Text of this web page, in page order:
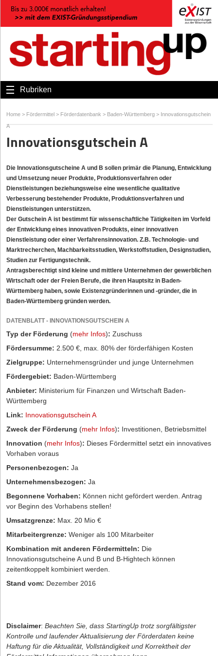
Rubriken
Home > Fördermittel > Förderdatenbank > Baden-Württemberg > Innovationsgutschein
A
Innovationsgutschein A
Die Innovationsgutscheine A und B sollen primär die Planung, Entwicklung
und Umsetzung neuer Produkte, Produktionsverfahren oder
Dienstleistungen beziehungsweise eine wesentliche qualitative
Verbesserung bestehender Produkte, Produktionsverfahren und
Dienstleistungen unterstützen.
Der Gutschein A ist bestimmt für wissenschaftliche Tätigkeiten im Vorfeld
der Entwicklung eines innovativen Produkts, einer innovativen
Dienstleistung oder einer Verfahrensinnovation. Z.B. Technologie- und
Marktrecherchen, Machbarkeitsstudien, Werkstoffstudien, Designstudien,
Studien zur Fertigungstechnik.
Antragsberechtigt sind kleine und mittlere Unternehmen der gewerblichen
Wirtschaft oder der Freien Berufe, die ihren Hauptsitz in Baden-
Württemberg haben, sowie Existenzgründerinnen und -gründer, die in
Baden-Württemberg gründen werden.
DATENBLATT - INNOVATIONSGUTSCHEIN A
Typ der Förderung (mehr Infos): Zuschuss
Fördersumme: 2.500 €, max. 80% der förderfähigen Kosten
Zielgruppe: Unternehmensgründer und junge Unternehmen
Fördergebiet: Baden-Württemberg
Anbieter: Ministerium für Finanzen und Wirtschaft Baden-
Württemberg
Link: Innovationsgutschein A
Zweck der Förderung (mehr Infos): Investitionen, Betriebsmittel
Innovation (mehr Infos): Dieses Fördermittel setzt ein innovatives
Vorhaben voraus
Personenbezogen: Ja
Unternehmensbezogen: Ja
Begonnene Vorhaben: Können nicht gefördert werden. Antrag
vor Beginn des Vorhabens stellen!
Umsatzgrenze: Max. 20 Mio €
Mitarbeitergrenze: Weniger als 100 Mitarbeiter
Kombination mit anderen Fördermitteln: Die
Innovationsgutscheine A und B und B-Hightech können
zeitentkoppelt kombiniert werden.
Stand vom: Dezember 2016
Disclaimer: Beachten Sie, dass StartingUp trotz sorgfältigster
Kontrolle und laufender Aktualisierung der Förderdaten keine
Haftung für die Aktualität, Vollständigkeit und Korrektheit der